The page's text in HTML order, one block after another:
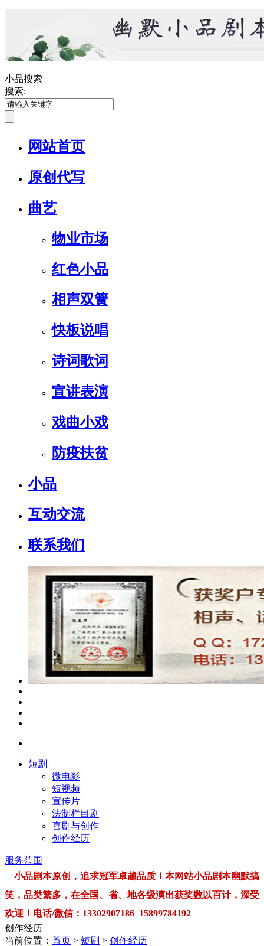
小品搜索
搜索:
网站首页
原创代写
曲艺
物业市场
红色小品
相声双簧
快板说唱
诗词歌词
宣讲表演
戏曲小戏
防疫扶贫
小品
互动交流
联系我们
短剧
微电影
短视频
宣传片
法制栏目剧
喜剧与创作
创作经历
服务范围
小品剧本原创，追求冠军卓越品质！本网站小品剧本幽默搞
笑，品类繁多，在全国、省、地各级演出获奖数以百计，深受
欢迎！电话/微信：13302907186 15899784192
创作经历
当前位置： 首页 > 短剧 > 创作经历